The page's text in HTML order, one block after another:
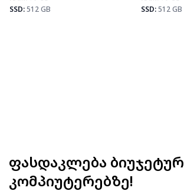
SSD:512 GB
Fortnite
119
SSD:512 GB
ფასდაკლება ბიუჯეტურ
კომპიუტერებზე!